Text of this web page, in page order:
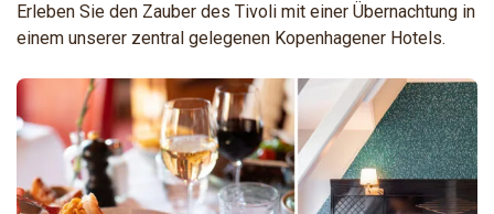
Erleben Sie den Zauber des Tivoli mit einer Übernachtung in
einem unserer zentral gelegenen Kopenhagener Hotels.